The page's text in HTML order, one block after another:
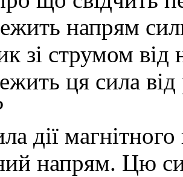
напрям
зі струмом
ця сила
дії
напрям. Цю